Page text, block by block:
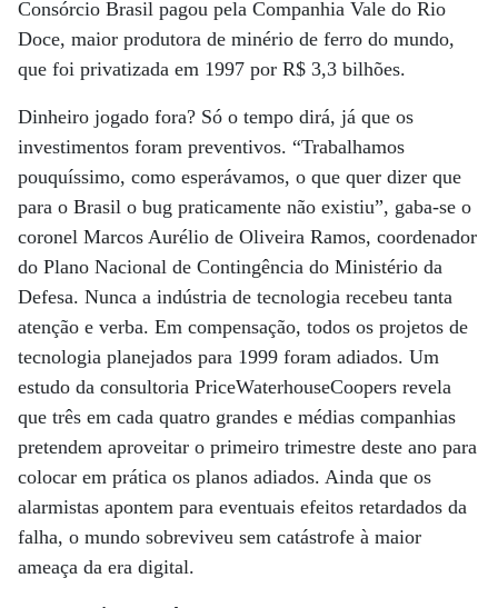
Consórcio Brasil pagou pela Companhia Vale do Rio
Doce, maior produtora de minério de ferro do mundo,
que foi privatizada em 1997 por R$ 3,3 bilhões.
Dinheiro jogado fora? Só o tempo dirá, já que os
investimentos foram preventivos. “Trabalhamos
pouquíssimo, como esperávamos, o que quer dizer que
para o Brasil o bug praticamente não existiu”, gaba-se o
coronel Marcos Aurélio de Oliveira Ramos, coordenador
do Plano Nacional de Contingência do Ministério da
Defesa. Nunca a indústria de tecnologia recebeu tanta
atenção e verba. Em compensação, todos os projetos de
tecnologia planejados para 1999 foram adiados. Um
estudo da consultoria PriceWaterhouseCoopers revela
que três em cada quatro grandes e médias companhias
pretendem aproveitar o primeiro trimestre deste ano para
colocar em prática os planos adiados. Ainda que os
alarmistas apontem para eventuais efeitos retardados da
falha, o mundo sobreviveu sem catástrofe à maior
ameaça da era digital.